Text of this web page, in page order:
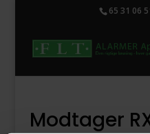
65 31 06
Modtager